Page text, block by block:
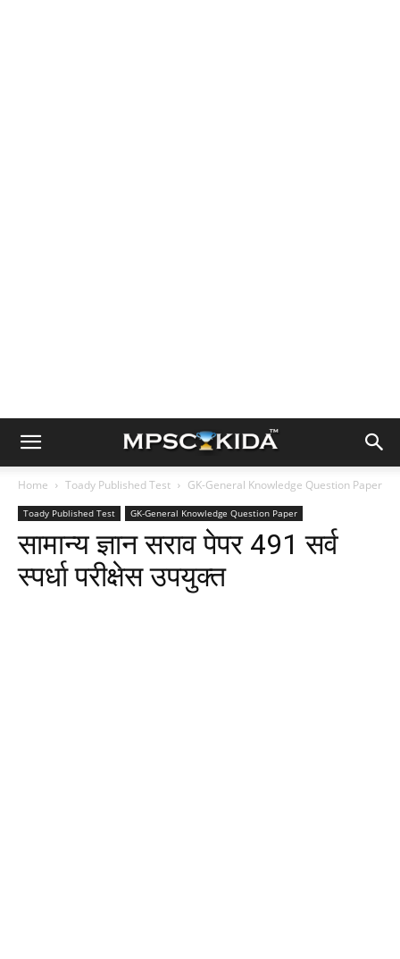
Home Toady Published Test GK-General Knowledge Question Paper
Toady Published Test GK-General Knowledge Question Paper
सामान्य ज्ञान सराव पेपर 491 सर्व
स्पर्धा परीक्षेस उपयुक्त